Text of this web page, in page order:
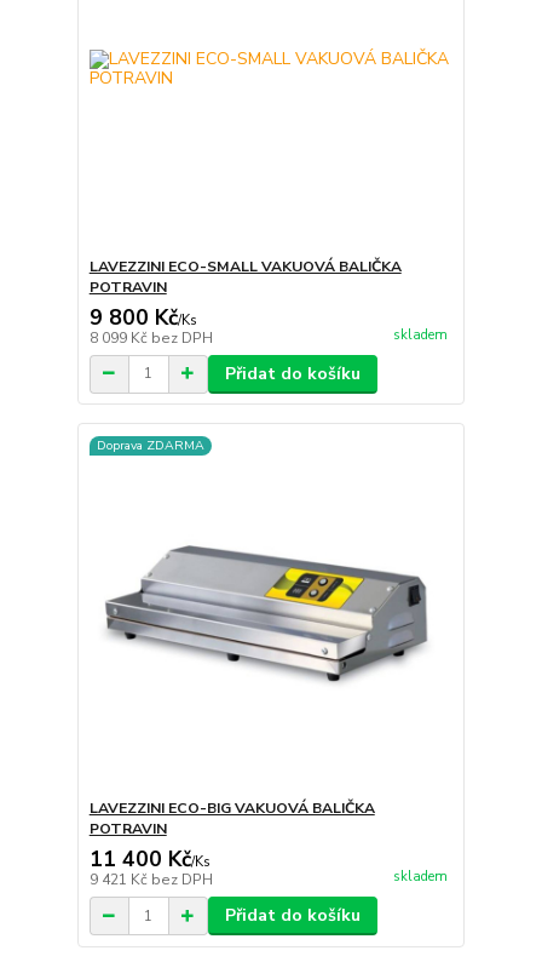
LAVEZZINI ECO-SMALL VAKUOVÁ BALIČKA
POTRAVIN
9 800 Kč/Ks
8 099 Kč bez DPH skladem
Přidat do košíku
Doprava ZDARMA
LAVEZZINI ECO-BIG VAKUOVÁ BALIČKA
POTRAVIN
11 400 Kč/Ks
9 421 Kč bez DPH skladem
Přidat do košíku